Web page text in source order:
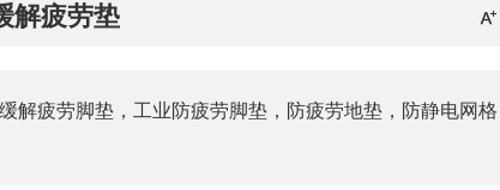
解疲劳垫
解疲劳脚垫，工业防疲劳脚垫，防疲劳地垫，防静电网格